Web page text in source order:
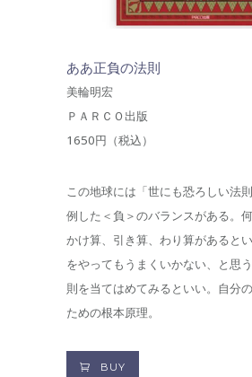
ああ正負の法則
美輪明宏
ＰＡＲＣＯ出版
1650円（税込）
この地球には「世にも恐ろしい法
例した＜負＞のバランスがある。何
かけ算、引き算、わり算があると
をやってもうまくいかない、と思
則を当てはめてみるといい。自分
ための根本原理。
BUY